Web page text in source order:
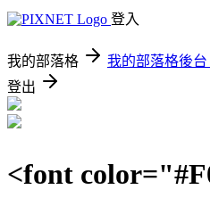
登入
我的部落格 我的部落格後台
登出
<font